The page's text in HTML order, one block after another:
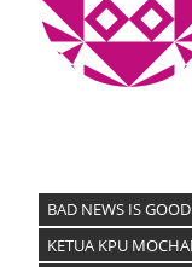
BAD NEWS IS
KETUA KPU